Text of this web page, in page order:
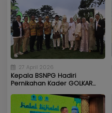
27 April 2026
Kepala BSNPG Hadiri
Pernikahan Kader GOLKAR...